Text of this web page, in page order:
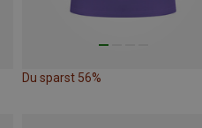
Du sparst 56%